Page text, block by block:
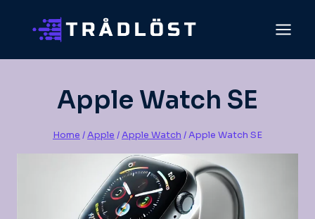
Apple Watch SE
Home /Apple /Apple Watch /Apple Watch SE